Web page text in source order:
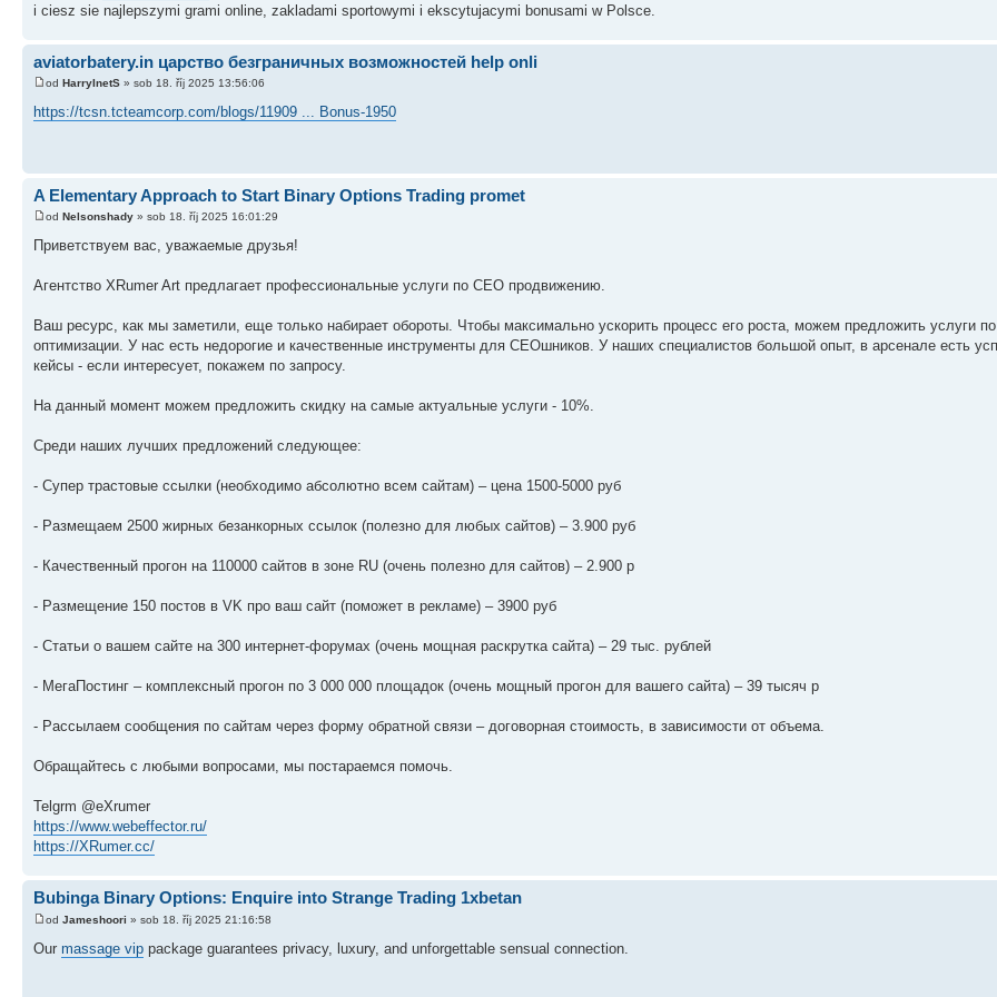
i ciesz sie najlepszymi grami online, zakladami sportowymi i ekscytujacymi bonusami w Polsce.
aviatorbatery.in царство безграничных возможностей help onli
od HarryInetS » sob 18. říj 2025 13:56:06
https://tcsn.tcteamcorp.com/blogs/11909 ... Bonus-1950
A Elementary Approach to Start Binary Options Trading promet
od Nelsonshady » sob 18. říj 2025 16:01:29
Приветствуем вас, уважаемые друзья!
Агентство XRumer Art предлагает профессиональные услуги по СЕО продвижению.
Ваш ресурс, как мы заметили, еще только набирает обороты. Чтобы максимально ускорить процесс его роста, можем предложить услуги
оптимизации. У нас есть недорогие и качественные инструменты для СЕОшников. У наших специалистов большой опыт, в арсенале есть
кейсы - если интересует, покажем по запросу.
На данный момент можем предложить скидку на самые актуальные услуги - 10%.
Среди наших лучших предложений следующее:
- Супер трастовые ссылки (необходимо абсолютно всем сайтам) – цена 1500-5000 руб
- Размещаем 2500 жирных безанкорных ссылок (полезно для любых сайтов) – 3.900 руб
- Качественный прогон на 110000 сайтов в зоне RU (очень полезно для сайтов) – 2.900 р
- Размещение 150 постов в VK про ваш сайт (поможет в рекламе) – 3900 руб
- Статьи о вашем сайте на 300 интернет-форумах (очень мощная раскрутка сайта) – 29 тыс. рублей
- МегаПостинг – комплексный прогон по 3 000 000 площадок (очень мощный прогон для вашего сайта) – 39 тысяч р
- Рассылаем сообщения по сайтам через форму обратной связи – договорная стоимость, в зависимости от объема.
Обращайтесь с любыми вопросами, мы постараемся помочь.
Telgrm @eXrumer
https://www.webeffector.ru/
https://XRumer.cc/
Bubinga Binary Options: Enquire into Strange Trading 1xbetan
od Jameshoori » sob 18. říj 2025 21:16:58
Our massage vip package guarantees privacy, luxury, and unforgettable sensual connection.